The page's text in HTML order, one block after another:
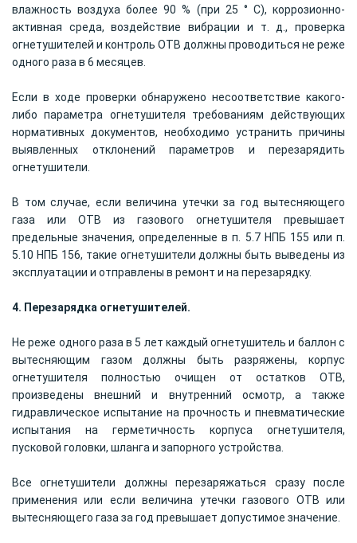
влажность воздуха более 90 % (при 25 ° С), коррозионно-
активная среда, воздействие вибрации и т. д., проверка
огнетушителей и контроль ОТВ должны проводиться не реже
одного раза в 6 месяцев.
Если в ходе проверки обнаружено несоответствие какого-
либо параметра огнетушителя требованиям действующих
нормативных документов, необходимо устранить причины
выявленных отклонений параметров и перезарядить
огнетушители.
В том случае, если величина утечки за год вытесняющего
газа или ОТВ из газового огнетушителя превышает
предельные значения, определенные в п. 5.7 НПБ 155 или п.
5.10 НПБ 156, такие огнетушители должны быть выведены из
эксплуатации и отправлены в ремонт и на перезарядку.
4. Перезарядка огнетушителей.
Не реже одного раза в 5 лет каждый огнетушитель и баллон с
вытесняющим газом должны быть разряжены, корпус
огнетушителя полностью очищен от остатков ОТВ,
произведены внешний и внутренний осмотр, а также
гидравлическое испытание на прочность и пневматические
испытания на герметичность корпуса огнетушителя,
пусковой головки, шланга и запорного устройства.
Все огнетушители должны перезаряжаться сразу после
применения или если величина утечки газового ОТВ или
вытесняющего газа за год превышает допустимое значение.